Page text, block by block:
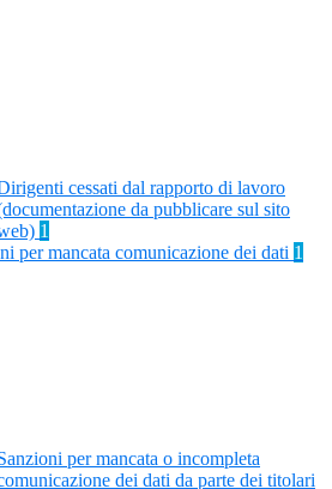
cessati dal rapporto di lavoro
da pubblicare sul sito
1
per mancata comunicazione dei dati 1
per mancata o incompleta
dei dati da parte dei titolari